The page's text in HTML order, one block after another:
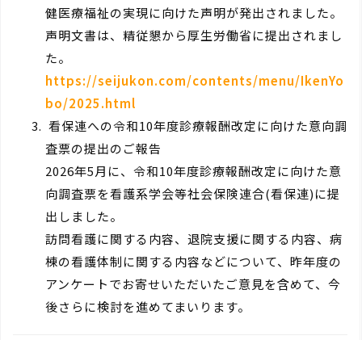
健医療福祉の実現に向けた声明が発出されました。
声明文書は、精従懇から厚生労働省に提出されまし
た。
https://seijukon.com/contents/menu/IkenYo
bo/2025.html
看保連への令和10年度診療報酬改定に向けた意向調
査票の提出のご報告
2026年5月に、令和10年度診療報酬改定に向けた意
向調査票を看護系学会等社会保険連合(看保連)に提
出しました。
訪問看護に関する内容、退院支援に関する内容、病
棟の看護体制に関する内容などについて、昨年度の
アンケートでお寄せいただいたご意見を含めて、今
後さらに検討を進めてまいります。